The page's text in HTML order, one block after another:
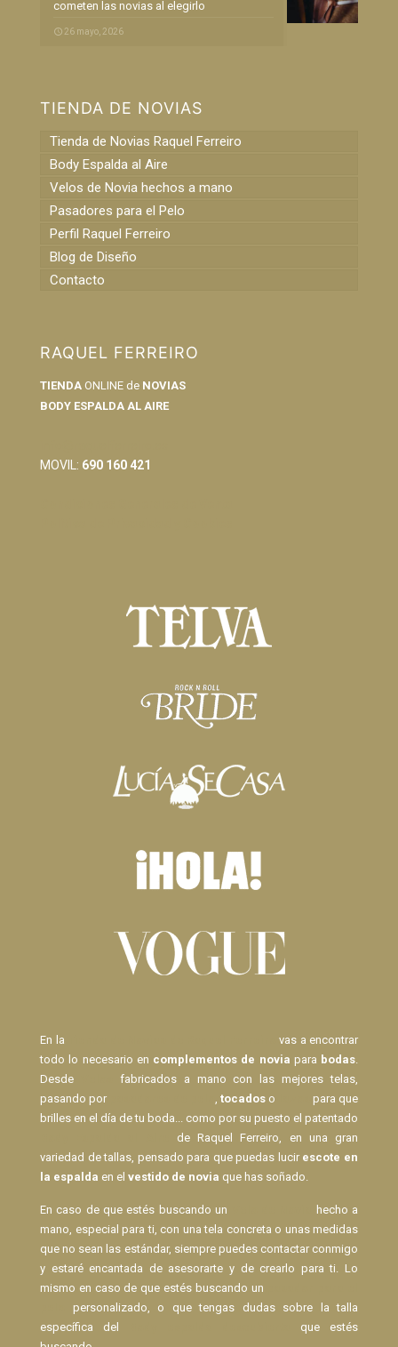
cometen las novias al elegirlo
26 mayo, 2026
TIENDA DE NOVIAS
Tienda de Novias Raquel Ferreiro
Body Espalda al Aire
Velos de Novia hechos a mano
Pasadores para el Pelo
Perfil Raquel Ferreiro
Blog de Diseño
Contacto
RAQUEL FERREIRO
TIENDA ONLINE de NOVIAS
BODY ESPALDA AL AIRE
MOVIL: 690 160 421
En la
vas a encontrar
todo lo necesario en complementos de novia para bodas.
Desde
fabricados a mano con las mejores telas,
pasando por
,tocados o
para que
brilles en el día de tu boda... como por su puesto el patentado
de Raquel Ferreiro, en una gran
variedad de tallas, pensado para que puedas lucir escote en
la espalda en el vestido de novia que has soñado.
En caso de que estés buscando un
hecho a
mano, especial para ti, con una tela concreta o unas medidas
que no sean las estándar, siempre puedes contactar conmigo
y estaré encantada de asesorarte y de crearlo para ti. Lo
mismo en caso de que estés buscando un
personalizado, o que tengas dudas sobre la talla
específica del
que estés